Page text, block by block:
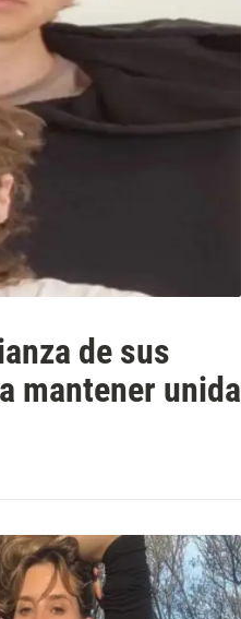
de sus
mantener unida